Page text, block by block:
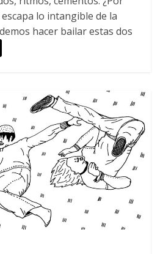
lo intangible de la
hacer bailar estas dos